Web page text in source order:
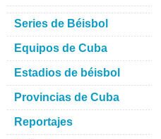
Series de Béisbol
Equipos de Cuba
Estadios de béisbol
Provincias de Cuba
Reportajes